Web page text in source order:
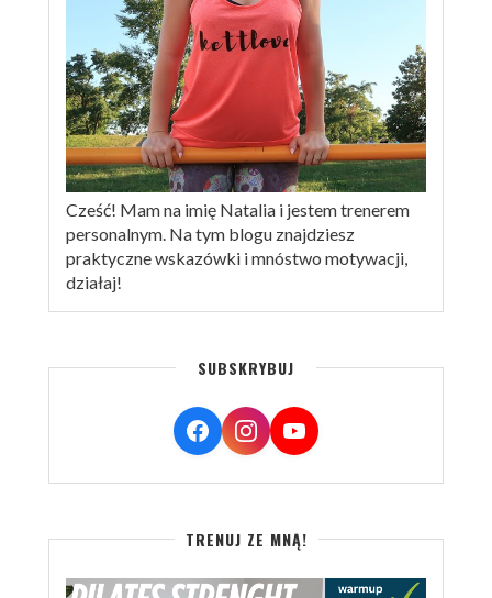
Cześć! Mam na imię Natalia i jestem trenerem
personalnym. Na tym blogu znajdziesz
praktyczne wskazówki i mnóstwo motywacji,
działaj!
SUBSKRYBUJ
TRENUJ ZE MNĄ!